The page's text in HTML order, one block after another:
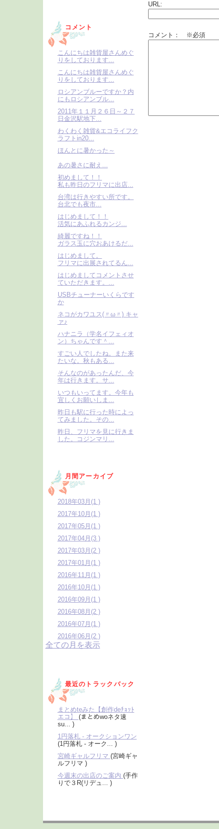
コメント
こんにちは雑貨屋さんめぐ
りをしております...
こんにちは雑貨屋さんめぐ
りをしております...
ロシアンブルーですか？内
にもロシアンブル...
2011年１１月２６日～２７
日金沢駅地下...
わくわく雑貨&エコライフク
ラフトin20...
ほんとに暑かった～
あの暑さに耐え...
初めまして！！
私も昨日のフリマに出店...
台湾は行きやすい所です。
台北でも夜市...
はじめまして！！
活気にあふれるカンジ...
綺麗ですね！！
ガラス玉に穴おあけるだ...
はじめまして。
フリマに出展されてるん...
はじめましてコメントさせ
ていただきます。...
USBチューナーいくらです
か
ネコがカワユス(〃ω〃) キャ
ァ♪
ハナニラ（学名イフェィオ
ン）ちゃんです＾...
すごい人でしたね。また来
たいな。秋もある...
そんなのがあったんだ、今
年は行きます。サ...
いつもいってます。今年も
宜しくお願いしま...
昨日も駅に行った時によっ
てみました。その...
昨日、フリマを見に行きま
した。コジンマリ...
月間アーカイブ
2018年03月(1 )
2017年10月(1 )
2017年05月(1 )
2017年04月(3 )
2017年03月(2 )
2017年01月(1 )
2016年11月(1 )
2016年10月(1 )
2016年09月(1 )
2016年08月(2 )
2016年07月(1 )
2016年06月(2 )
全ての月を表示
最近のトラックバック
まとめteみた【創作deﾁｮｯﾄ
エコ】 (まとめwoネタ速
su... )
1円落札 - オークションワン
(1円落札 - オーク... )
宮崎ギャルフリマ (宮崎ギャ
ルフリマ )
今週末の出店のご案内 (手作
りで３R(リデュ... )
URL:
コメント： ※必須